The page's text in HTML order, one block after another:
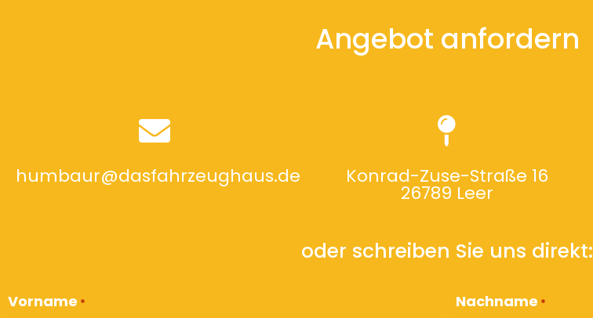
Angebot anfordern
humbaur@dasfahrzeughaus.de Konrad-Zuse-Straße 16
26789 Leer
oder schreiben Sie uns direkt:
Vorname * Nachname *